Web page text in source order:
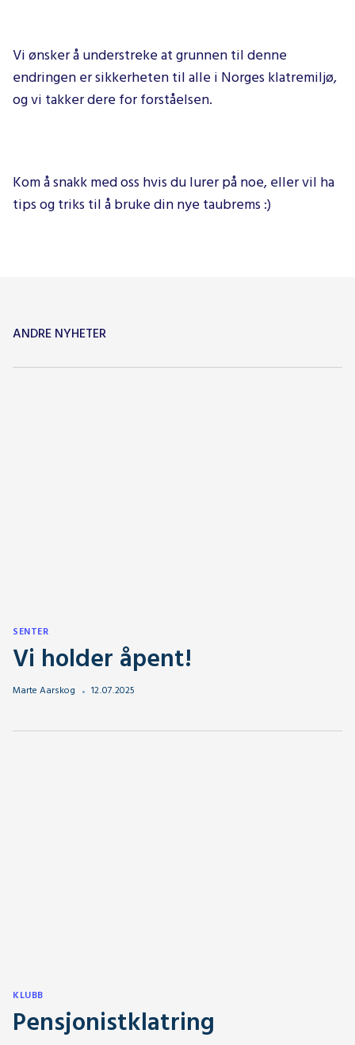
Vi ønsker å understreke at grunnen til denne
endringen er sikkerheten til alle i Norges klatremiljø,
og vi takker dere for forståelsen.
Kom å snakk med oss hvis du lurer på noe, eller vil ha
tips og triks til å bruke din nye taubrems :)
ANDRE NYHETER
SENTER
Vi holder åpent!
Marte Aarskog 12.07.2025
KLUBB
Pensjonistklatring